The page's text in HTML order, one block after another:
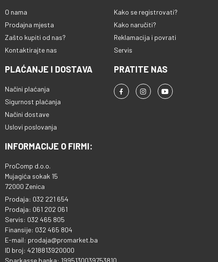
O nama
Prodajna mjesta
Zašto kupiti od nas?
Kontaktirajte nas
Kako se registrovati?
Kako naručiti?
Reklamacija i povrati
Servis
PLAĆANJE I DOSTAVA
Načini plaćanja
Sigurnost plaćanja
Načini dostave
Uslovi poslovanja
PRATITE NAS
INFORMACIJE O FIRMI:
ProComp d.o.o.
Mujagića sokak 15
72000 Zenica
Prodaja: 032 221 654
Prodaja: 061 202 061
Servis: 032 465 805
Finansije: 032 465 804
E-mail: prodaja@promarket.ba
ID broj: 4218813920000